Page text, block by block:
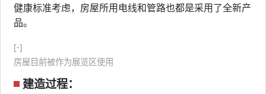
健康标准考虑，房屋所用电线和管路也都是采用了全新产
品。
[-]
房屋目前被作为展览区使用
建造过程：